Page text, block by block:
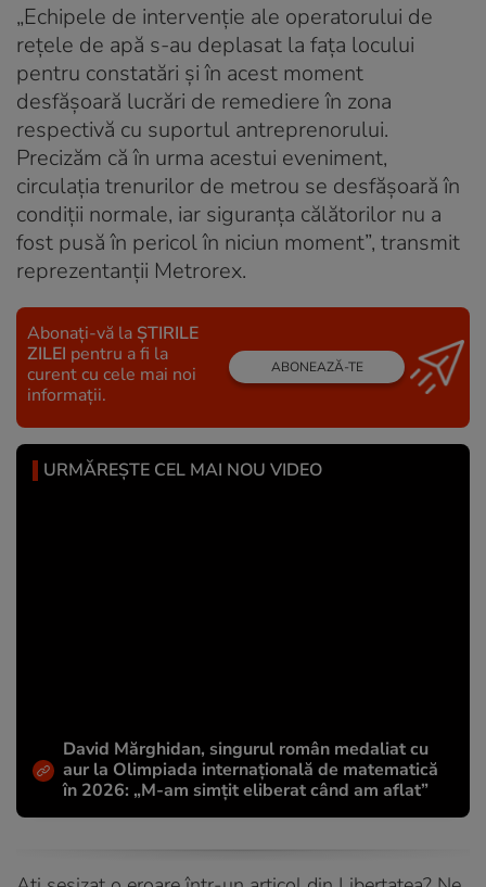
„Echipele de intervenţie ale operatorului de
reţele de apă s-au deplasat la faţa locului
pentru constatări şi în acest moment
desfăşoară lucrări de remediere în zona
respectivă cu suportul antreprenorului.
Precizăm că în urma acestui eveniment,
circulaţia trenurilor de metrou se desfăşoară în
condiţii normale, iar siguranţa călătorilor nu a
fost pusă în pericol în niciun moment”, transmit
reprezentanții Metrorex.
Abonați-vă la ȘTIRILE
ZILEI pentru a fi la
curent cu cele mai noi
informații.
ABONEAZĂ-TE
URMĂREȘTE CEL MAI NOU VIDEO
David Mărghidan, singurul român medaliat cu
aur la Olimpiada internațională de matematică
în 2026: „M-am simțit eliberat când am aflat”